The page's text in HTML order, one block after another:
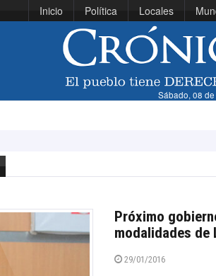
Inicio Política Locales
Sábado, 08
Próximo
modalidades de
29/01/2016